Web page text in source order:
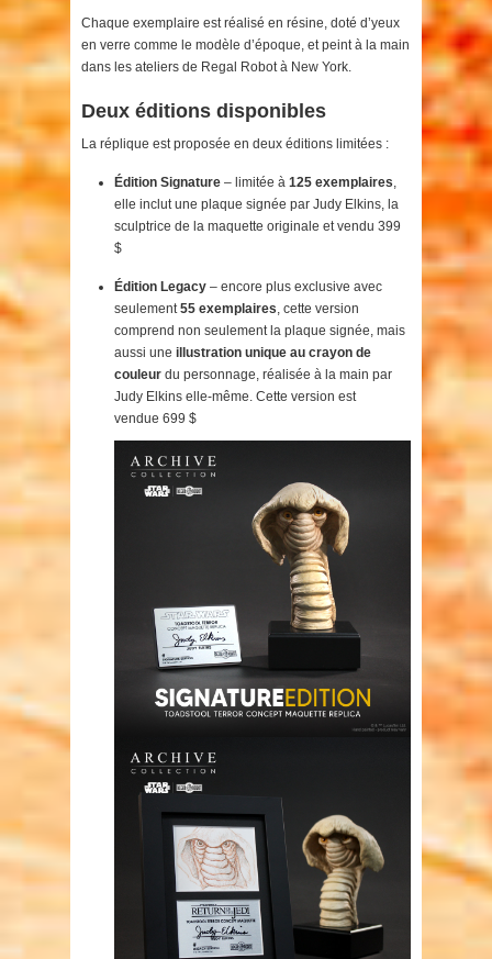
Chaque exemplaire est réalisé en résine, doté d’yeux
en verre comme le modèle d’époque, et peint à la main
dans les ateliers de Regal Robot à New York.
Deux éditions disponibles
La réplique est proposée en deux éditions limitées :
Édition Signature – limitée à 125 exemplaires,
elle inclut une plaque signée par Judy Elkins, la
sculptrice de la maquette originale et vendu 399
$
Édition Legacy – encore plus exclusive avec
seulement55 exemplaires, cette version
comprend non seulement la plaque signée, mais
aussi une illustration unique au crayon de
couleur du personnage, réalisée à la main par
Judy Elkins elle-même. Cette version est
vendue 699 $